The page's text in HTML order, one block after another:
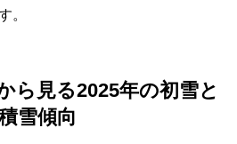
。
ら見る2025年の初雪と
雪傾向